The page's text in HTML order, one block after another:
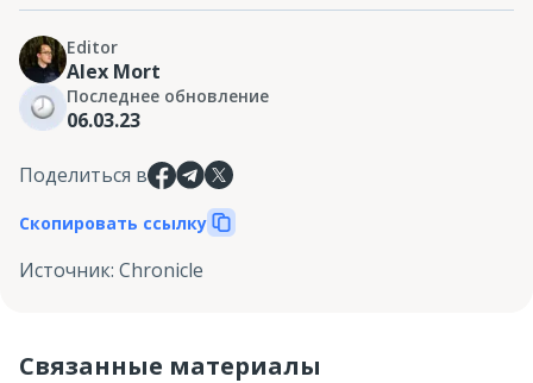
Editor
Alex Mort
Последнее обновление
06.03.23
Поделиться в
Скопировать ссылку
Источник: Chronicle
Связанные материалы